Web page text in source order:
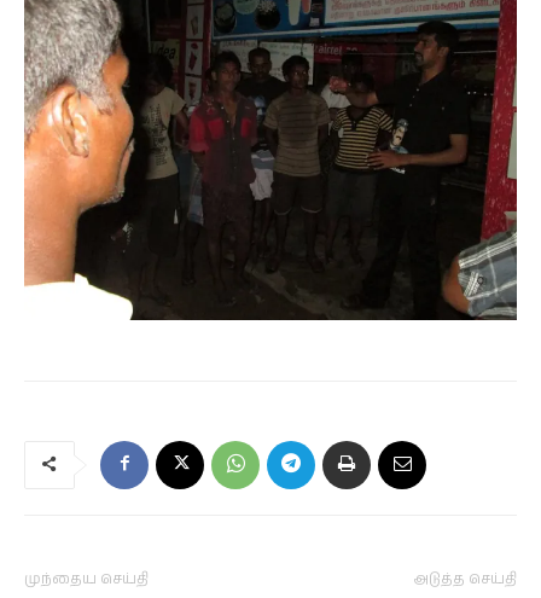
முந்தைய செய்தி அடுத்த செய்தி